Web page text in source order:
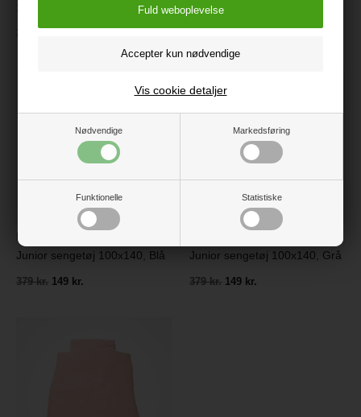
Nødvendige Markedsføring
Funktionelle Statistiske
Vis cookie detaljer
100x140, Hippo
Markland Pure Musselin
Junior sengetøj 100x140, Blå
379 kr. 149 kr.
Junior sengetøj 100x140, Grå
379 kr. 149 kr.